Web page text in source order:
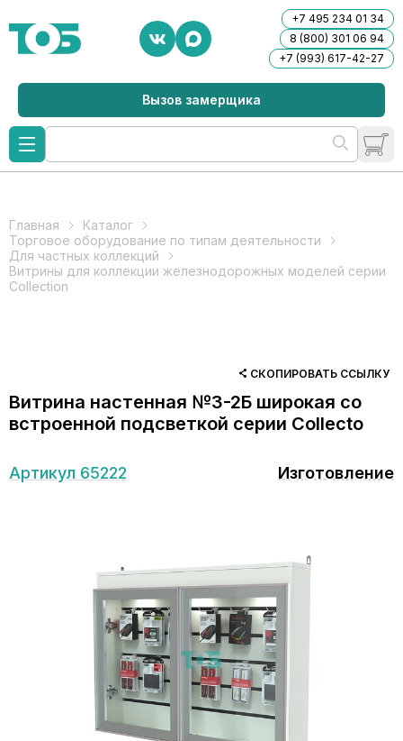
+7 495 234 01 34
8 (800) 301 06 94
+7 (993) 617-42-27
Вызов замерщика
Главная
Каталог
Торговое оборудование по типам деятельности
Для частных коллекций
Витрины для коллекции железнодорожных моделей серии
Collection
СКОПИРОВАТЬ ССЫЛКУ
Витрина настенная №3-2Б широкая со
встроенной подсветкой серии Collecto
Артикул 65222 Изготовление